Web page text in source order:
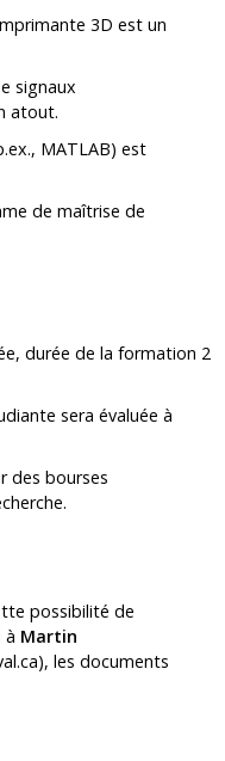
3D est un
signaux
atout.
MATLAB) est
de maîtrise de
durée de la formation 2
sera évaluée à
des bourses
possibilité de
à Martin
), les documents